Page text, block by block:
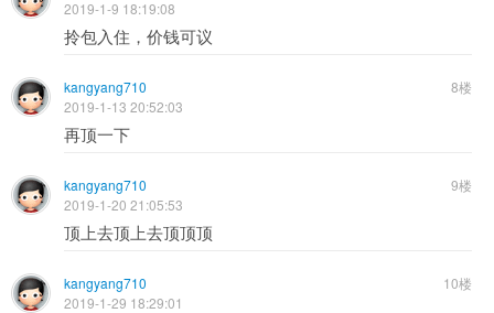
2019-1-9 18:19:08
拎包入住，价钱可议
8楼
kangyang710
2019-1-13 20:52:03
再顶一下
9楼
kangyang710
2019-1-20 21:05:53
顶上去顶上去顶顶顶
10楼
kangyang710
2019-1-29 18:29:01